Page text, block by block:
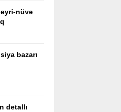
nüvə
bazarı
detallı